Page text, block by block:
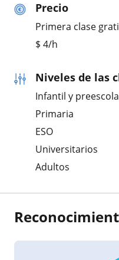
Precio
Primera clase
$ 4/h
Niveles de las
Infantil y
Primaria
ESO
Universitarios
Adultos